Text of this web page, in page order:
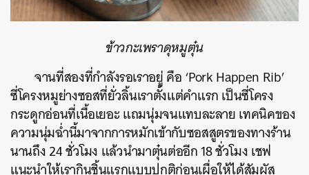
ข้าวกะเพราดุหมูตุ๋น
จานที่สองที่กำลังรอเราอยู่ คือ ‘Pork Happen Rib’
ซี่โครงหมูย่างซอสที่ยั่วลิ้นเราตั้งแต่คำแรก เป็นซี่โครง
กระดูกอ่อนที่เนื้อเยอะ แถมนุ่มจนแทบละลาย เทคนิคของ
ความนุ่มฉ่ำนี้มาจากการหมักเข้ากับซอสสูตรของทางร้าน
นานถึง 24 ชั่วโมง แล้วนำมาตุ๋นต่ออีก 18 ชั่วโมง เชฟ
แนะนำให้เรากินชิ้นแรกแบบปกติก่อนเผื่อให้ได้สัมผัส